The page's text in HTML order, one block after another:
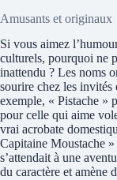
Amusants et originaux
Si vous aimez
culturels, pourquoi ne
inattendu ? Les noms
sourire chez les invités
exemple, « Pistache »
pour celle qui aime
vrai acrobate
Capitaine Moustache
s’attendait à une
du caractère et amène